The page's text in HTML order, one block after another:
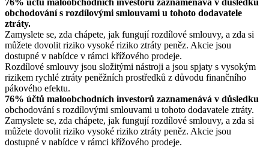
obchodování s rozdílovými smlouvami u tohoto dodavatele
ztráty.
Zamyslete se, zda chápete, jak fungují rozdílové smlouvy, a zda si
můžete dovolit riziko vysoké riziko ztráty peněz. Akcie jsou
dostupné v nabídce v rámci křížového prodeje.
Rozdílové smlouvy jsou složitými nástroji a jsou spjaty s vysokým
rizikem rychlé ztráty peněžních prostředků z důvodu finančního
pákového efektu.
76% účtů maloobchodních investorů zaznamenává v důsledku
obchodování s rozdílovými smlouvami u tohoto dodavatele ztráty.
Zamyslete se, zda chápete, jak fungují rozdílové smlouvy, a zda si
můžete dovolit riziko vysoké riziko ztráty peněz. Akcie jsou
dostupné v nabídce v rámci křížového prodeje.